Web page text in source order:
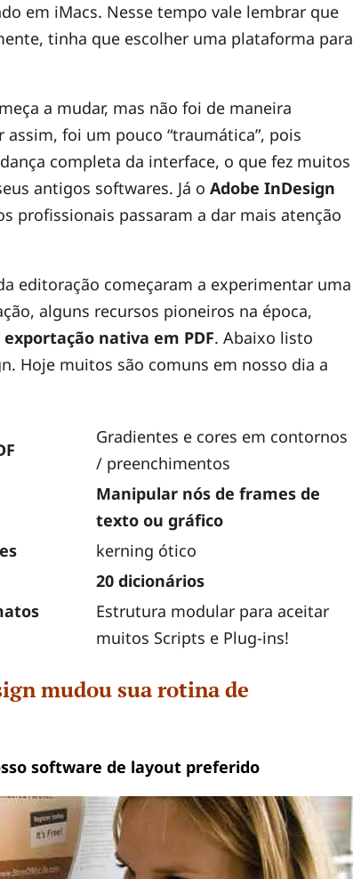
em iMacs. Nesse tempo vale lembrar que
tinha que escolher uma plataforma para
a mudar, mas não foi de maneira
foi um pouco “traumática”, pois
completa da interface, o que fez muitos
antigos softwares. Já o Adobe InDesign
profissionais passaram a dar mais atenção
editoração começaram a experimentar uma
alguns recursos pioneiros na época,
nativa em PDF. Abaixo listo
Hoje muitos são comuns em nosso dia a
Gradientes e cores em contornos
/ preenchimentos
Manipular nós de frames de
texto ou gráfico
kerning ótico
20 dicionários
Estrutura modular para aceitar
muitos Scripts e Plug-ins!
mudou sua rotina de
software de layout preferido